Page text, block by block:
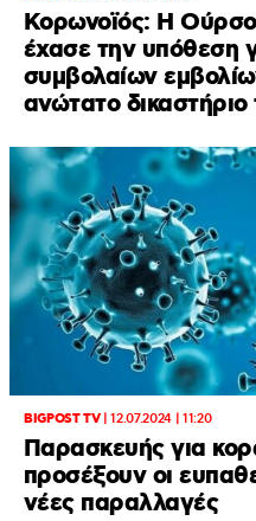
Κορωνοϊός: Η
έχασε την υπόθεση
συμβολαίων
ανώτατο δικαστήριο
BIGPOST TV|12.07.2024 | 11:20
Παρασκευής για
προσέξουν οι
νέες παραλλαγές